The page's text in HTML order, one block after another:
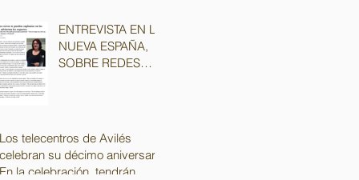
ENTREVISTA EN LA
NUEVA ESPAÑA,
SOBRE REDES
Los telecentros de Avilés
celebran su décimo aniversario
En la celebración, tendrán